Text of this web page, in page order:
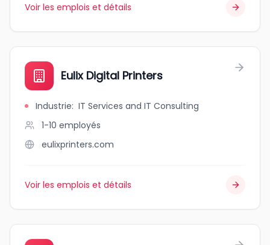
Voir les emplois et détails
Eulix Digital Printers
Industrie: IT Services and IT Consulting
1-10 employés
eulixprinters.com
Voir les emplois et détails